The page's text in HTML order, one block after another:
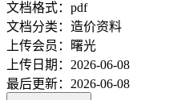
文档格式： pdf
文档分类： 造价资料
上传会员： 曙光
上传日期： 2026-06-08
最后更新： 2026-06-08